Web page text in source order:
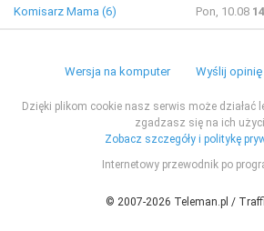
Komisarz Mama (6) Pon, 10.08
Wersja na komputer Wyślij opinię
Dzięki plikom cookie nasz serwis może działać
zgadzasz się na ich
Zobacz szczegóły i politykę
Internetowy przewodnik po
© 2007-2026 Teleman.pl /